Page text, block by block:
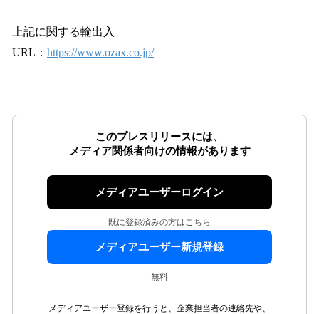
上記に関する輸出入
URL： https://www.ozax.co.jp/
このプレスリリースには、
メディア関係者向けの情報があります
メディアユーザーログイン
既に登録済みの方はこちら
メディアユーザー新規登録
無料
メディアユーザー登録を行うと、企業担当者の連絡先や、